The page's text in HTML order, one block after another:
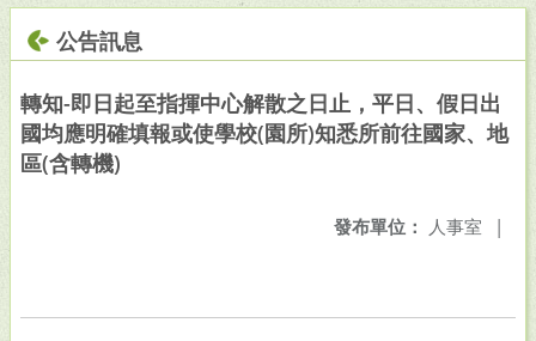
公告訊息
轉知-即日起至指揮中心解散之日止，平日、假日出
國均應明確填報或使學校(園所)知悉所前往國家、地
區(含轉機)
發布單位： 人事室 |